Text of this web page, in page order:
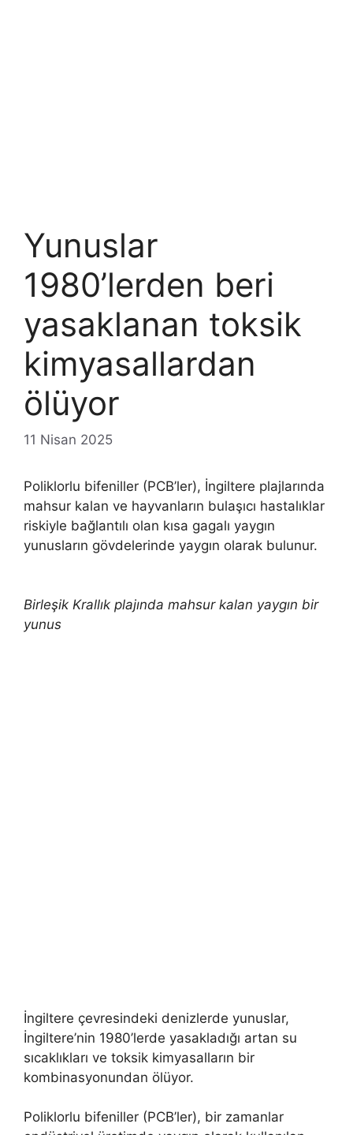
Yunuslar
1980’lerden beri
yasaklanan toksik
kimyasallardan
ölüyor
11 Nisan 2025
Poliklorlu bifeniller (PCB’ler), İngiltere plajlarında
mahsur kalan ve hayvanların bulaşıcı hastalıklar
riskiyle bağlantılı olan kısa gagalı yaygın
yunusların gövdelerinde yaygın olarak bulunur.
Birleşik Krallık plajında ​​mahsur kalan yaygın bir
yunus
İngiltere çevresindeki denizlerde yunuslar,
İngiltere’nin 1980’lerde yasakladığı artan su
sıcaklıkları ve toksik kimyasalların bir
kombinasyonundan ölüyor.
Poliklorlu bifeniller (PCB’ler), bir zamanlar